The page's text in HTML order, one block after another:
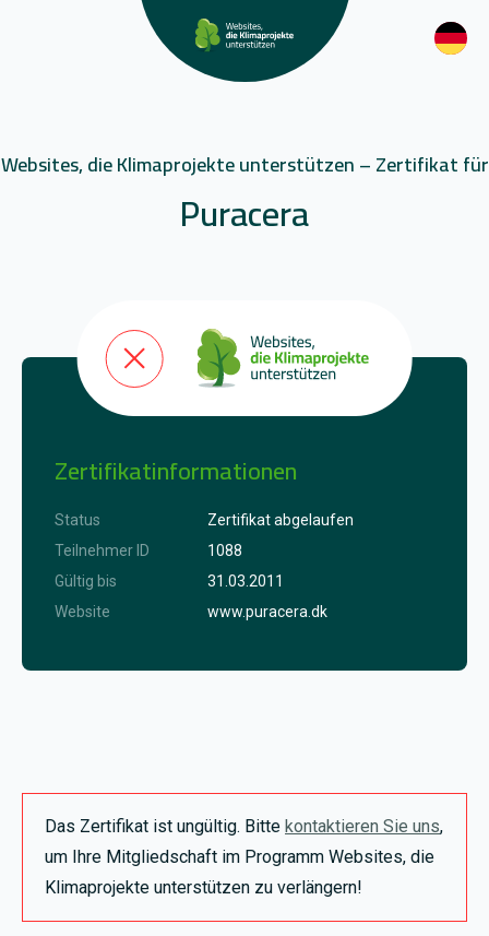
Websites, die Klimaprojekte unterstützen – Zertifikat für
Puracera
Zertifikatinformationen
Status
Zertifikat abgelaufen
Teilnehmer ID
1088
Gültig bis
31.03.2011
Website
www.puracera.dk
Das Zertifikat ist ungültig. Bitte kontaktieren Sie uns,
um Ihre Mitgliedschaft im Programm Websites, die
Klimaprojekte unterstützen zu verlängern!